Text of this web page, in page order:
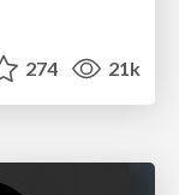
274 21k